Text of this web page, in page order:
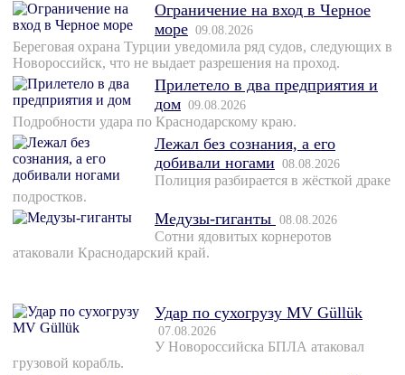
Ограничение на вход в Черное
море 09.08.2026
Береговая охрана Турции уведомила ряд судов, следующих в
Новороссийск, что не выдает разрешения на проход.
Прилетело в два предприятия и
дом 09.08.2026
Подробности удара по Краснодарскому краю.
Лежал без сознания, а его
добивали ногами 08.08.2026
Полиция разбирается в жёсткой драке
подростков.
Медузы-гиганты 08.08.2026
Сотни ядовитых корнеротов
атаковали Краснодарский край.
Удар по сухогрузу MV Güllük
07.08.2026
У Новороссийска БПЛА атаковал
грузовой корабль.